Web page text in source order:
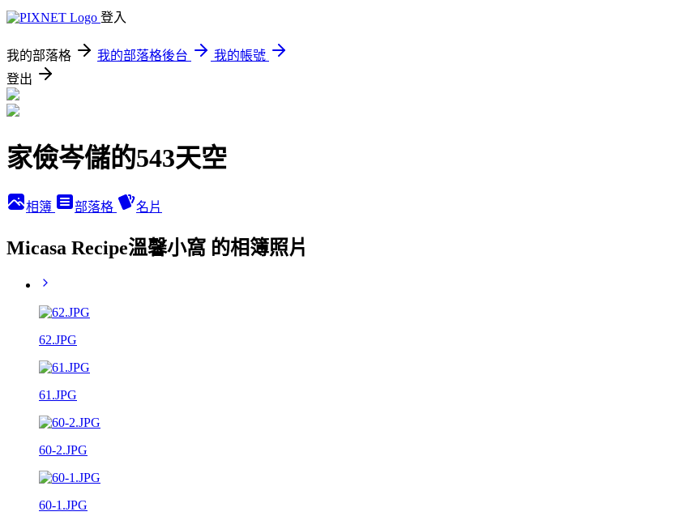
登入
我的部落格 我的部落格後台
我的帳號
登出
家儉岑儲的543天空
相簿 部落格 名片
Micasa Recipe溫馨小窩 的相簿照片
62.JPG
61.JPG
60-2.JPG
60-1.JPG